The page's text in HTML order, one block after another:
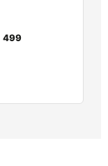
499